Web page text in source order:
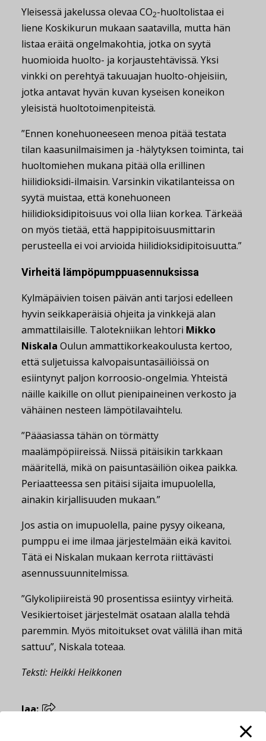
Yleisessä jakelussa olevaa CO2-huoltolistaa ei
liene Koskikurun mukaan saatavilla, mutta hän
listaa eräitä ongelmakohtia, jotka on syytä
huomioida huolto- ja korjaustehtävissä. Yksi
vinkki on perehtyä takuuajan huolto-ohjeisiin,
jotka antavat hyvän kuvan kyseisen koneikon
yleisistä huoltotoimenpiteistä.
”Ennen konehuoneeseen menoa pitää testata
tilan kaasunilmaisimen ja -hälytyksen toiminta, tai
huoltomiehen mukana pitää olla erillinen
hiilidioksidi-ilmaisin. Varsinkin vikatilanteissa on
syytä muistaa, että konehuoneen
hiilidioksidipitoisuus voi olla liian korkea. Tärkeää
on myös tietää, että happipitoisuusmittarin
perusteella ei voi arvioida hiilidioksidipitoisuutta.”
Virheitä lämpöpumppuasennuksissa
Kylmäpäivien toisen päivän anti tarjosi edelleen
hyvin seikkaperäisiä ohjeita ja vinkkejä alan
ammattilaisille. Talotekniikan lehtori Mikko
Niskala Oulun ammattikorkeakoulusta kertoo,
että suljetuissa kalvopaisuntasäiliöissä on
esiintynyt paljon korroosio-ongelmia. Yhteistä
näille kaikille on ollut pienipaineinen verkosto ja
vähäinen nesteen lämpötilavaihtelu.
”Pääasiassa tähän on törmätty
maalämpöpiireissä. Niissä pitäisikin tarkkaan
määritellä, mikä on paisuntasäiliön oikea paikka.
Periaatteessa sen pitäisi sijaita imupuolella,
ainakin kirjallisuuden mukaan.”
Jos astia on imupuolella, paine pysyy oikeana,
pumppu ei ime ilmaa järjestelmään eikä kavitoi.
Tätä ei Niskalan mukaan kerrota riittävästi
asennussuunnitelmissa.
”Glykolipiireistä 90 prosentissa esiintyy virheitä.
Vesikiertoiset järjestelmät osataan alalla tehdä
paremmin. Myös mitoitukset ovat välillä ihan mitä
sattuu”, Niskala toteaa.
Teksti: Heikki Heikkonen
Jaa: